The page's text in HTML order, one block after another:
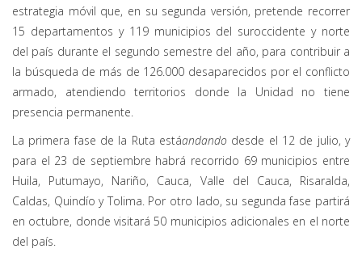
estrategia móvil que, en su segunda versión, pretende recorrer
15 departamentos y 119 municipios del suroccidente y norte
del país durante el segundo semestre del año, para contribuir a
la búsqueda de más de 126.000 desaparecidos por el conflicto
armado, atendiendo territorios donde la Unidad no tiene
presencia permanente.
La primera fase de la Ruta estáandando desde el 12 de julio, y
para el 23 de septiembre habrá recorrido 69 municipios entre
Huila, Putumayo, Nariño, Cauca, Valle del Cauca, Risaralda,
Caldas, Quindío y Tolima. Por otro lado, su segunda fase partirá
en octubre, donde visitará 50 municipios adicionales en el norte
del país.